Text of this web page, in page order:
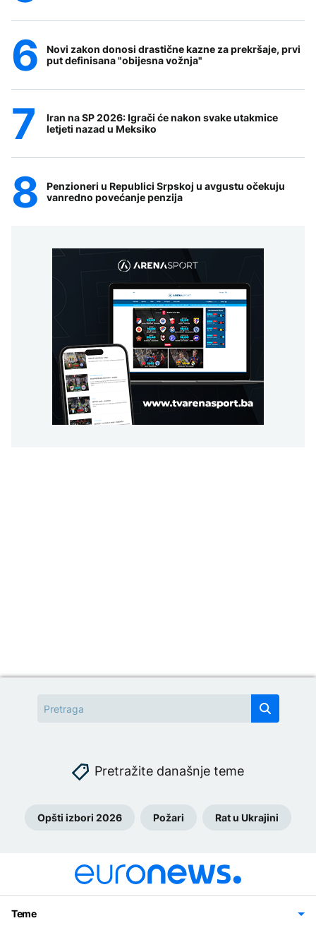
Novi zakon donosi drastične kazne za prekršaje, prvi
put definisana "obijesna vožnja"
Iran na SP 2026: Igrači će nakon svake utakmice
letjeti nazad u Meksiko
Penzioneri u Republici Srpskoj u avgustu očekuju
vanredno povećanje penzija
Pretražite današnje teme
Opšti izbori 2026 Požari Rat u Ukrajini
Teme